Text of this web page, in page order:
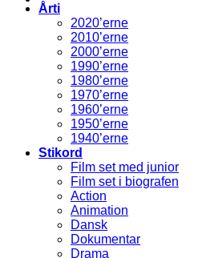
Årti
2020’erne
2010’erne
2000’erne
1990’erne
1980’erne
1970’erne
1960’erne
1950’erne
1940’erne
Stikord
Film set med junior
Film set i biografen
Action
Animation
Dansk
Dokumentar
Drama